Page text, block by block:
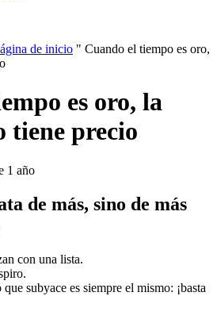
de inicio " Cuando el tiempo es oro,
es oro, la
tiene precio
1 año
de más, sino de más
con una lista.
subyace es siempre el mismo: ¡basta